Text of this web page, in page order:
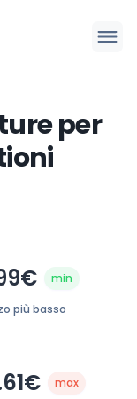
per
min
più basso
max